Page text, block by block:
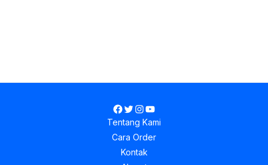
Facebook
Twitter
Instagram
YouTube
Tentang Kami
Cara Order
Kontak